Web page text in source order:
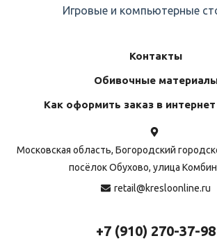
Игровые и компьютерные
Контакты
Обивочные
Как оформить заказ в
Московская область, Богородский
посёлок Обухово, улица
retail@kresloonline.ru
+7 (910) 270-37-98